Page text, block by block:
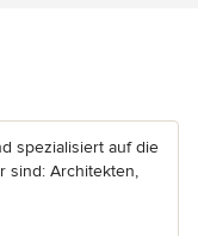
spezialisiert auf die
sind: Architekten,